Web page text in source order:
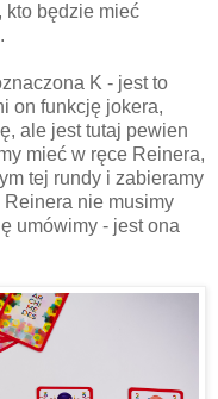
kto będzie mieć
K - jest to
on funkcję jokera,
ale jest tutaj pewien
mieć w ręce Reinera,
tej rundy i zabieramy
nie musimy
umówimy - jest ona